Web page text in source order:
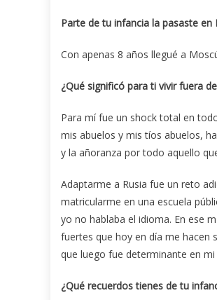
Parte de tu infancia la pasaste en
Con apenas 8 años llegué a
¿Qué significó para ti vivir fuera
Para mí fue un shock total en
mis abuelos y mis tíos abuelos,
y la añoranza por todo aquello
Adaptarme a Rusia fue un reto
matricularme en una escuela
yo no hablaba el idioma. En ese
fuertes que hoy en día me hacen
que luego fue determinante en mi
¿Qué recuerdos tienes de tu